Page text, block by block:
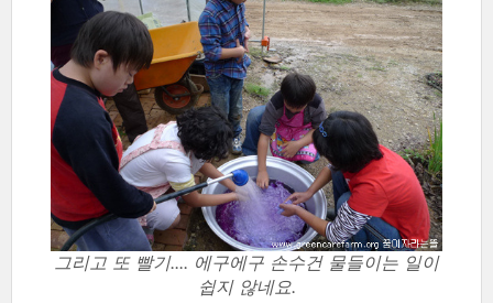
그리고 또 빨기.... 에구에구 손수건 물들이는 일이
쉽지 않네요.